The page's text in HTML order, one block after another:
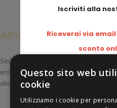
ADVANCED SOUND
Sed do eiusmod tempor incididunt ut
enim ad minim veniam, quis nostrud
aliquip ex ea commodo
Iscriviti alla
Riceverai via
sconto
Email
Questo sito web
cookie
Utilizziamo i cookie per